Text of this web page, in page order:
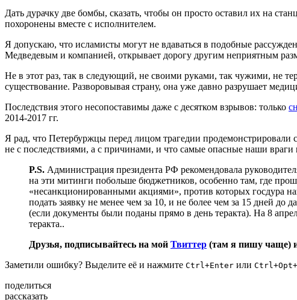
Дать дурачку две бомбы, сказать, чтобы он просто оставил их на
похоронены вместе с исполнителем.
Я допускаю, что исламисты могут не вдаваться в подобные
Медведевым и компанией, открывает дорогу другим неприятным
Не в этот раз, так в следующий, не своими руками, так чужими, не
существование. Разворовывая страну, она уже давно разрушает
Последствия этого несопоставимы даже с десятком взрывов: только
2014-2017 гг.
Я рад, что Петербуржцы перед лицом трагедии продемонстрировали
не с последствиями, а с причинами, и что самые опасные наши
P.S. Администрация президента РФ рекомендовала
на эти митинги побольше бюджетников, особенно там, где
«несанкционированными акциями», против которых госдура
подать заявку не менее чем за 10, и не более чем за 15 дней
(если документы были поданы прямо в день теракта). На 8
теракта..
Друзья, подписывайтесь на мой Твиттер (там я пишу чаще)
Заметили ошибку? Выделите её и нажмите Ctrl+Enter или
поделиться
рассказать